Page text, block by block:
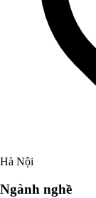
Hà Nội
Ngành nghề